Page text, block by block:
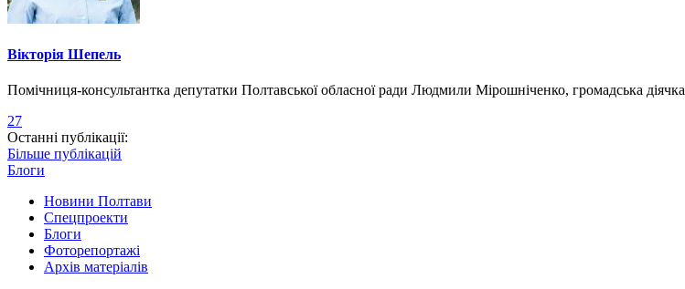
Вікторія Шепель
Помічниця-консультантка депутатки Полтавської обласної ради Людмили Мірошніченко, громадська діячка
27
Останні публікації:
Більше публікацій
Блоги
Новини Полтави
Спецпроекти
Блоги
Фоторепортажі
Архів матеріалів